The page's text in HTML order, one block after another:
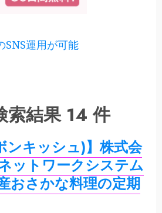
SNS運用が可能
索結果 14 件
ンキッシュ)】株式会
ットワークシステム
おさかな料理の定期